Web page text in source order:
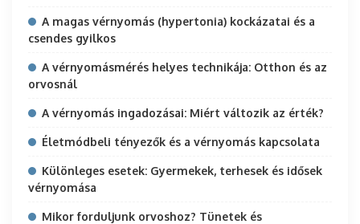
A magas vérnyomás (hypertonia) kockázatai és a
csendes gyilkos
A vérnyomásmérés helyes technikája: Otthon és az
orvosnál
A vérnyomás ingadozásai: Miért változik az érték?
Életmódbeli tényezők és a vérnyomás kapcsolata
Különleges esetek: Gyermekek, terhesek és idősek
vérnyomása
Mikor forduljunk orvoshoz? Tünetek és